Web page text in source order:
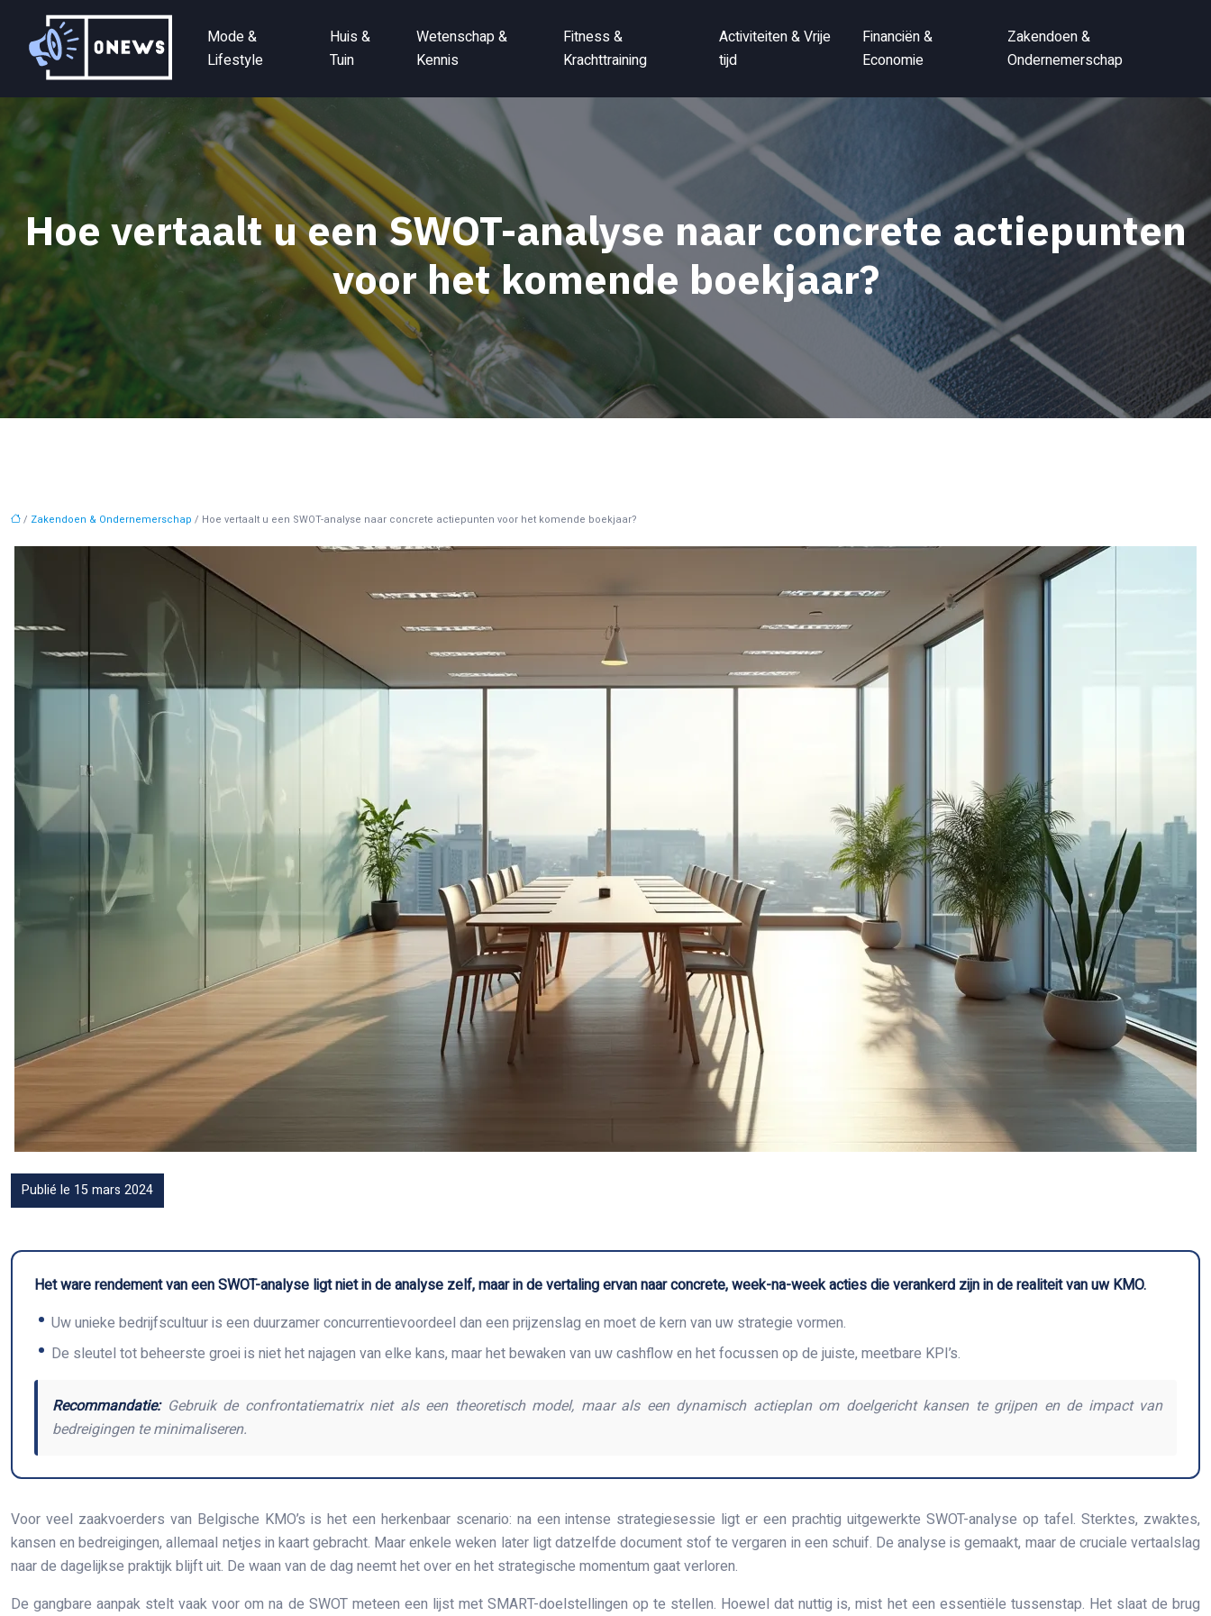
Mode &
Lifestyle
Huis &
Tuin
Wetenschap &
Kennis
Fitness &
Krachttraining
Activiteiten & Vrije
tijd
Financiën &
Economie
Zakendoen &
Ondernemerschap
Hoe vertaalt u een SWOT-analyse naar concrete actiepunten
voor het komende boekjaar?
/ Zakendoen & Ondernemerschap / Hoe vertaalt u een SWOT-analyse naar concrete actiepunten voor het komende boekjaar?
Publié le 15 mars 2024
Het ware rendement van een SWOT-analyse ligt niet in de analyse zelf, maar in de vertaling ervan naar concrete, week-na-week acties die verankerd zijn in de realiteit van uw KMO.
Uw unieke bedrijfscultuur is een duurzamer concurrentievoordeel dan een prijzenslag en moet de kern van uw strategie vormen.
De sleutel tot beheerste groei is niet het najagen van elke kans, maar het bewaken van uw cashflow en het focussen op de juiste, meetbare KPI’s.
Recommandatie:Gebruik de confrontatiematrix niet als een theoretisch model, maar als een dynamisch actieplan om doelgericht kansen te grijpen en de impact van
bedreigingen te minimaliseren.
Voor veel zaakvoerders van Belgische KMO’s is het een herkenbaar scenario: na een intense strategiesessie ligt er een prachtig uitgewerkte SWOT-analyse op tafel. Sterktes, zwaktes,
kansen en bedreigingen, allemaal netjes in kaart gebracht. Maar enkele weken later ligt datzelfde document stof te vergaren in een schuif. De analyse is gemaakt, maar de cruciale vertaalslag
naar de dagelijkse praktijk blijft uit. De waan van de dag neemt het over en het strategische momentum gaat verloren.
De gangbare aanpak stelt vaak voor om na de SWOT meteen een lijst met SMART-doelstellingen op te stellen. Hoewel dat nuttig is, mist het een essentiële tussenstap. Het slaat de brug